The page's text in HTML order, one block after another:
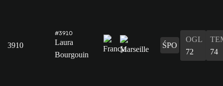
3910
#3910
Laura
Bourgouin
ŚPO
OGL
72
74